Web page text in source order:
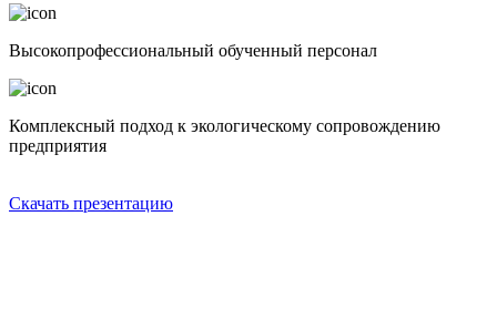
Высокопрофессиональный обученный персонал
Комплексный подход к экологическому сопровождению
предприятия
Скачать презентацию